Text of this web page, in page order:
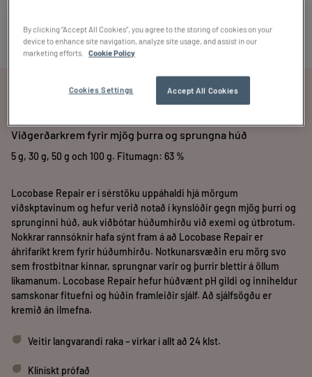
Viðgerðarkrem fyrir mjög þurra og sprungna húð
5 g, 30 g, 50 g och 100 g. Fitumagn: 63 %
Locobase Repair er í sérstöku uppáhaldi hjá mörgum
viðskptavinum og hefur verið notað í kynslóðir gegn mjög þurri og
sprunginni húð, auk viðbótar húðumhirðu við exemi og útbrotum.
Nokkrar rannsóknir hafa sýnt fram á að Locobase Repair er
áhrifaríkt krem fyrir húðumhirðu. Notkunarsvæðin eru mörg svo
sem frostbitnar kinnar, sprungnar varir og þurrir blettir á öllum
líkamanum. Locobase Repair hefur húðvænt pH gildi og inniheldur
samskonar fituefni og húðin framleiðir sjálf. Að sjálfsögðu er
kremið án ilmefna.
Veitir langvarandi raka – virkar í allt að 24 klst.
Klínískt prófað
By clicking “Accept All Cookies”, you agree to the storing of cookies on your
device to enhance site navigation, analyze site usage, and assist in our
marketing efforts.
Cookie Policy
Accept All Cookies
Cookies Settings